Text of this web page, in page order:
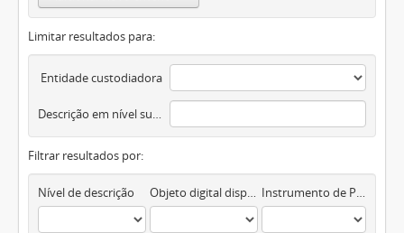
Limitar resultados para:
Entidade custodiadora
Descrição em nível superior
Filtrar resultados por:
Nível de descrição Objeto digital disponível Instrumento de Pesquisa